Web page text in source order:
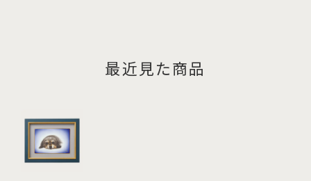
最近見た商品